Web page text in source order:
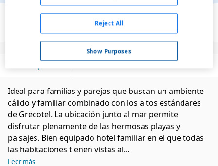
Ver en el mapa
Ideal para familias y parejas que buscan un ambiente
cálido y familiar combinado con los altos estándares
de Grecotel. La ubicación junto al mar permite
disfrutar plenamente de las hermosas playas y
paisajes. Bien equipado hotel familiar en el que todas
las habitaciones tienen vistas al...
Leer más
Show Purposes
Reject All